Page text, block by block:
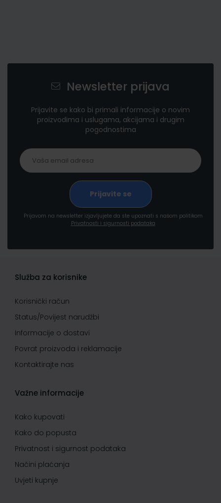
Newsletter prijava
Prijavite se kako bi primali informacije o novim
proizvodima i uslugama, akcijama i drugim
pogodnostima
Prijavom na newsletter izjavljujete da ste upoznati s našom politikom
Privatnosti i sigurnosti podataka
Služba za korisnike
Korisnički račun
Status/Povijest narudžbi
Informacije o dostavi
Povrat proizvoda i reklamacije
Kontaktirajte nas
Važne informacije
Kako kupovati
Kako do popusta
Privatnost i sigurnost podataka
Načini plaćanja
Uvjeti kupnje